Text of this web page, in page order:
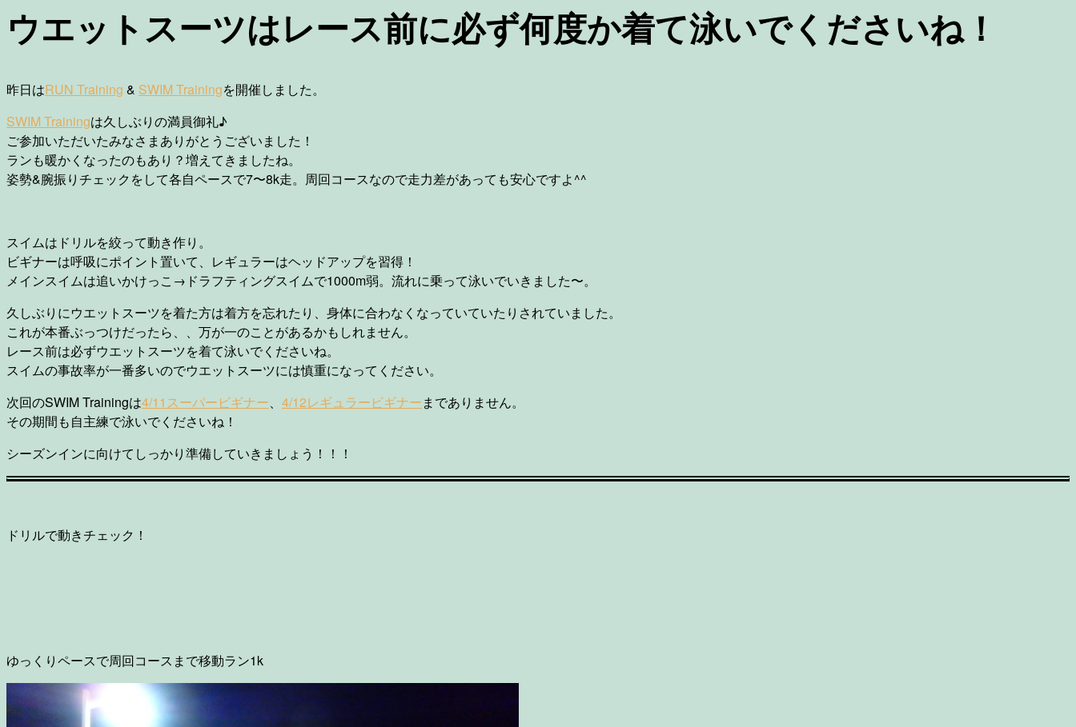
ウエットスーツはレース前に必ず何度か着て泳いでくださいね！
昨日はRUN Training & SWIM Trainingを開催しました。
SWIM Trainingは久しぶりの満員御礼♪
ご参加いただいたみなさまありがとうございました！
ランも暖かくなったのもあり？増えてきましたね。
姿勢&腕振りチェックをして各自ペースで7〜8k走。周回コースなので走力差があっても安心ですよ^^
スイムはドリルを絞って動き作り。
ビギナーは呼吸にポイント置いて、レギュラーはヘッドアップを習得！
メインスイムは追いかけっこ→ドラフティングスイムで1000m弱。流れに乗って泳いでいきました〜。
久しぶりにウエットスーツを着た方は着方を忘れたり、身体に合わなくなっていていたりされていました。
これが本番ぶっつけだったら、、万が一のことがあるかもしれません。
レース前は必ずウエットスーツを着て泳いでくださいね。
スイムの事故率が一番多いのでウエットスーツには慎重になってください。
次回のSWIM Trainingは4/11スーパービギナー、 4/12レギュラービギナーまでありません。
その期間も自主練で泳いでくださいね！
シーズンインに向けてしっかり準備していきましょう！！！
ドリルで動きチェック！
ゆっくりペースで周回コースまで移動ラン1k